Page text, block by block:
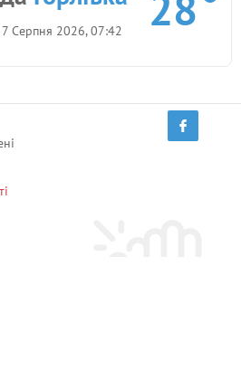
звертайтеся
518
Серпня 2026, 07:42